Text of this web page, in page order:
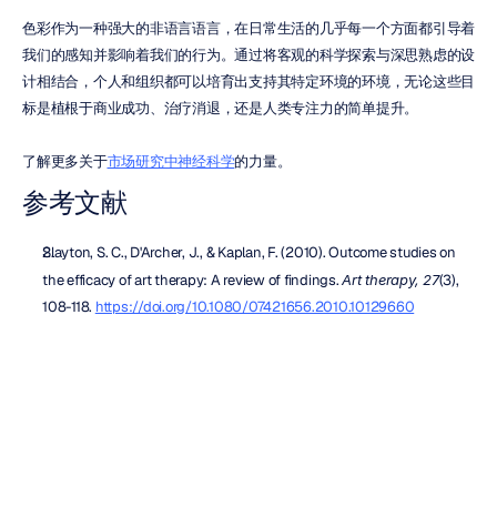
色彩作为一种强大的非语言语言，在日常生活的几乎每一个方面都引导着
我们的感知并影响着我们的行为。通过将客观的科学探索与深思熟虑的设
计相结合，个人和组织都可以培育出支持其特定环境的环境，无论这些目
标是植根于商业成功、治疗消退，还是人类专注力的简单提升。
了解更多关于市场研究中神经科学的力量。
参考文献
Slayton, S. C., D'Archer, J., & Kaplan, F. (2010). Outcome studies on
the efficacy of art therapy: A review of findings. Art therapy, 27(3),
108-118. https://doi.org/10.1080/07421656.2010.10129660